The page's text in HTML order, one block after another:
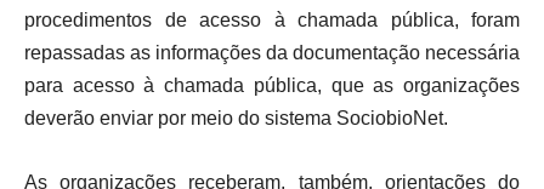
procedimentos de acesso à chamada pública, foram
repassadas as informações da documentação necessária
para acesso à chamada pública, que as organizações
deverão enviar por meio do sistema SociobioNet.
As organizações receberam, também, orientações do